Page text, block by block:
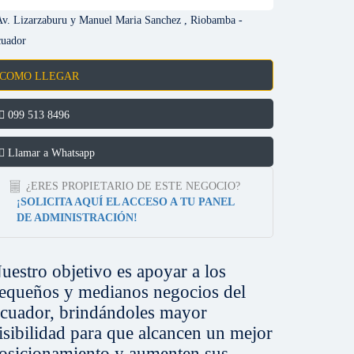
Lizarzaburu y Manuel Maria Sanchez , Riobamba -
COMO LLEGAR
099 513 8496
Llamar a Whatsapp
¿ERES PROPIETARIO DE ESTE NEGOCIO?
¡SOLICITA AQUÍ EL ACCESO A TU PANEL
DE ADMINISTRACIÓN!
objetivo es apoyar a los
y medianos negocios del
brindándoles mayor
para que alcancen un mejor